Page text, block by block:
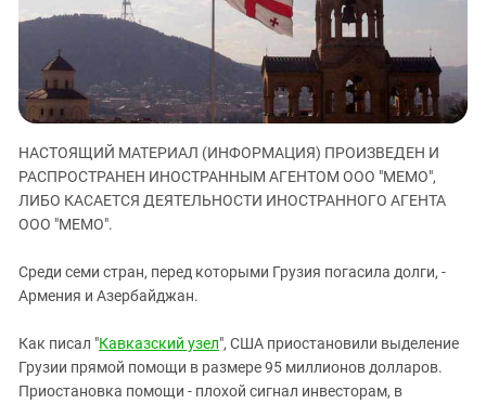
ЗАСТАВЛЯЕТ
КАВКАЗ ЗА ПАЛЕСТИНУ
ИНАКОМЫСЛИЕ В ЧЕЧНЕ
ПРЕСЛЕДОВАНИЕ АКТИВИСТОВ
МОБИЛИЗАЦИЯ И ПРОТЕСТЫ
Дагестан
Ингушетия
Кабардино-Балкария
Калмыкия
Карачаево-Черкесия
Краснодарский край
Нагорный Карабах
Ростовская область
СКФО
Ставропольский край
НАСТОЯЩИЙ МАТЕРИАЛ (ИНФОРМАЦИЯ) ПРОИЗВЕДЕН И
РАСПРОСТРАНЕН ИНОСТРАННЫМ АГЕНТОМ ООО "МЕМО",
ЛИБО КАСАЕТСЯ ДЕЯТЕЛЬНОСТИ ИНОСТРАННОГО АГЕНТА
ООО "МЕМО".
Среди семи стран, перед которыми Грузия погасила долги, -
Армения и Азербайджан.
Как писал "Кавказский узел", США приостановили выделение
Грузии прямой помощи в размере 95 миллионов долларов.
Приостановка помощи - плохой сигнал инвесторам, в